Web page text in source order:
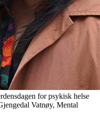
for psykisk helse
Vatnøy, Mental